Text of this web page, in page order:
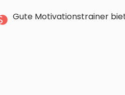
Gute Motivationstrainer